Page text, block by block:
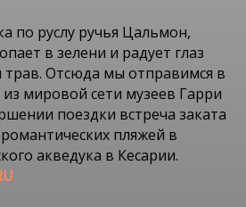
по руслу ручья Цальмон,
в зелени и радует глаз
Отсюда мы отправимся в
мировой сети музеев Гарри
поездки встреча заката
пляжей в
акведука в Кесарии.